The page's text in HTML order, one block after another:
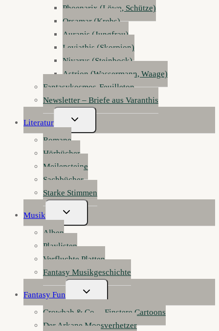
Phoenarix (Löwe, Schütze)
Orsamar (Krebs)
Aurapis (Jungfrau)
Leviathis (Skorpion)
Nivarys (Steinbock)
Astrion (Wassermann, Waage)
Fantasykosmos-Feuilleton
Newsletter – Briefe aus Varanthis
Literatur
Untermenü
Umschalten
Romane
Hörbücher
Meilensteine
Sachbücher
Starke Stimmen
Musik
Untermenü
Umschalten
Alben
Playlisten
Verfluchte Platten
Fantasy Musikgeschichte
Fantasy Fun
Untermenü
Umschalten
Crowbah & Co. – Finstere Cartoons
Der Arkane Moosverhetzer